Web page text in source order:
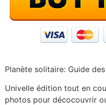
Planète solitaire: Guide
Univelle édition tout en
photos pour décocouvrir